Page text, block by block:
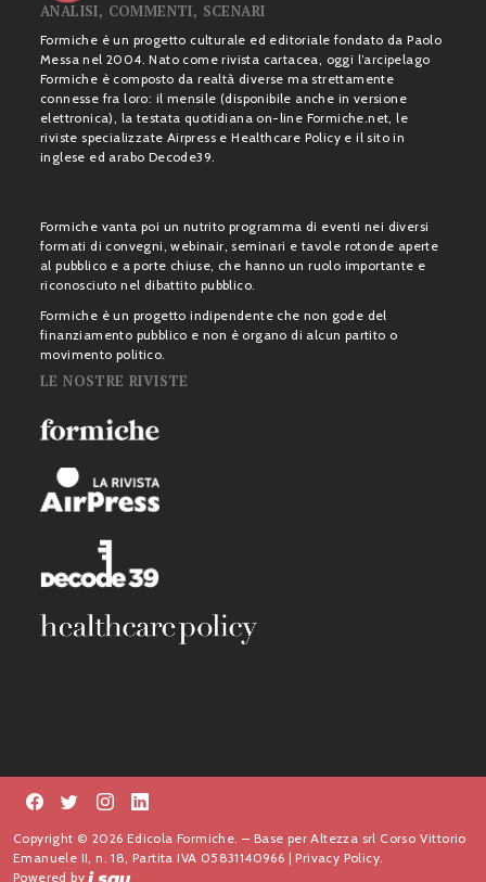
ANALISI, COMMENTI, SCENARI
Formiche è un progetto culturale ed editoriale fondato da Paolo
Messa nel 2004. Nato come rivista cartacea, oggi l’arcipelago
Formiche è composto da realtà diverse ma strettamente
connesse fra loro: il mensile (disponibile anche in versione
elettronica), la testata quotidiana on-line Formiche.net, le
riviste specializzate Airpress e Healthcare Policy e il sito in
inglese ed arabo Decode39.
Formiche vanta poi un nutrito programma di eventi nei diversi
formati di convegni, webinair, seminari e tavole rotonde aperte
al pubblico e a porte chiuse, che hanno un ruolo importante e
riconosciuto nel dibattito pubblico.
Formiche è un progetto indipendente che non gode del
finanziamento pubblico e non è organo di alcun partito o
movimento politico.
LE NOSTRE RIVISTE
Copyright © 2026 Edicola Formiche. – Base per Altezza srl Corso Vittorio
Emanuele II, n. 18, Partita IVA 05831140966 |Privacy Policy.
Powered by